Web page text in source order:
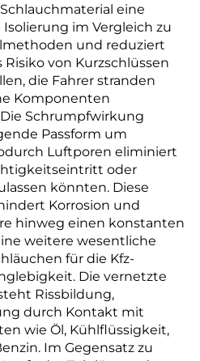
eine
im Vergleich zu
und reduziert
von Kurzschlüssen
die Fahrer stranden
Komponenten
Schrumpfwirkung
Passform um
Luftporen eliminiert
oder
könnten. Diese
Korrosion und
hinweg einen konstanten
weitere wesentliche
für die Kfz-
Die vernetzte
Rissbildung,
durch Kontakt mit
wie Öl, Kühlflüssigkeit,
Im Gegensatz zu